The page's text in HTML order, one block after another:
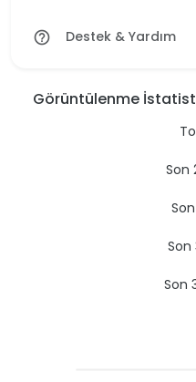
help_outline Destek & Yardım
Görüntülenme
Son
Son
Son